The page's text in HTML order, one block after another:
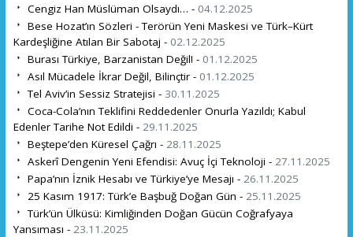
Cengiz Han Müslüman Olsaydı… - 04.12.2025
Bese Hozat’ın Sözleri - Terörün Yeni Maskesi ve Türk–Kürt
Kardeşliğine Atılan Bir Sabotaj - 02.12.2025
Burası Türkiye, Barzanistan Değil! - 01.12.2025
Asıl Mücadele İkrar Değil, Bilinçtir - 01.12.2025
Tel Aviv’in Sessiz Stratejisi - 30.11.2025
Coca-Cola’nın Teklifini Reddedenler Onurla Yazıldı; Kabul
Edenler Tarihe Not Edildi - 29.11.2025
Beştepe’den Küresel Çağrı - 28.11.2025
Askerî Dengenin Yeni Efendisi: Avuç İçi Teknoloji - 27.11.2025
Papa’nın İznik Hesabı ve Türkiye’ye Mesajı - 26.11.2025
25 Kasım 1917: Türk’e Başbuğ Doğan Gün - 25.11.2025
Türk’ün Ülküsü: Kimliğinden Doğan Gücün Coğrafyaya
Yansıması - 23.11.2025